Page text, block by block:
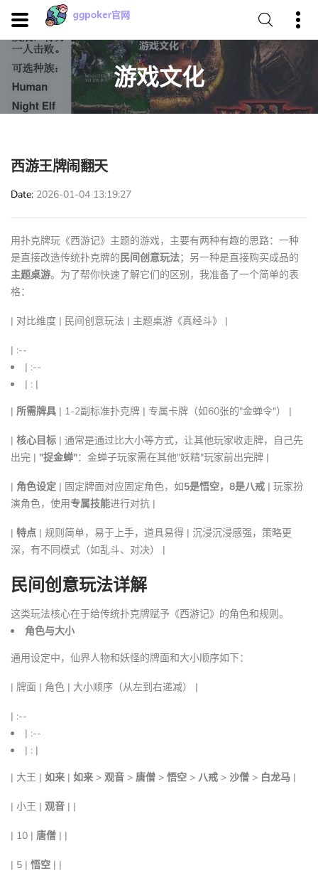
游戏文化
西游王牌闹翻天
Date 2026-01-04 13:19:27
用扑克牌玩《西游记》主题的游戏，主要有两种有趣的思路：一种
是直接改造传统扑克牌的民间创意玩法；另一种是直接购买成品的
主题桌游。为了帮你快速了解它们的区别，我准备了一个简单的表
格：
| 对比维度 | 民间创意玩法 | 主题桌游《真经斗》 |
| :--
| :--
| : |
| 所需牌具 | 1-2副标准扑克牌 | 专属卡牌（如60张的"金蝉令"） |
| 核心目标 | 通常是通过比大小等方式，让其他玩家收走牌，自己先
出完 | "捉金蝉"：金蝉子玩家需在其他"妖精"玩家前出完牌 |
| 角色设定 | 固定牌面对应固定角色，如5是悟空，8是八戒 | 玩家扮
演角色，使用专属技能进行对抗 |
| 特点 | 规则简单，易于上手，道具易得 | 沉浸沉浸感强，策略更
深，有不同模式（如乱斗、对决） |
民间创意玩法详解
这类玩法核心在于给传统扑克牌赋予《西游记》的角色和规则。
角色与大小
通用设定中，仙界人物和妖怪的牌面和大小顺序如下：
| 牌面 | 角色 | 大小顺序（从左到右递减） |
| :--
| :--
| : |
| 大王 | 如来 | 如来 > 观音 > 唐僧 > 悟空 > 八戒 > 沙僧 > 白龙马 |
| 小王 | 观音 | |
| 10 | 唐僧 | |
| 5 | 悟空 | |